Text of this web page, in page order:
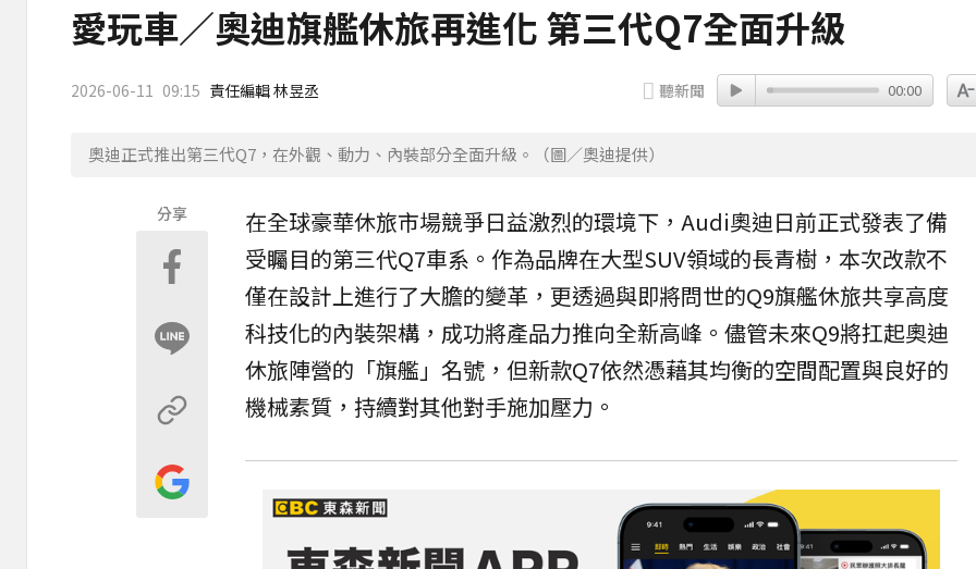
愛玩車／奧迪旗艦休旅再進化 第三代Q7全面升級
2026-06-11 09:15 責任編輯 林昱丞 聽新聞 00:00
奧迪正式推出第三代Q7，在外觀、動力、內裝部分全面升級。（圖／奧迪提供）
分享 在全球豪華休旅市場競爭日益激烈的環境下，Audi奧迪日前正式發表了備
受矚目的第三代Q7車系。作為品牌在大型SUV領域的長青樹，本次改款不
僅在設計上進行了大膽的變革，更透過與即將問世的Q9旗艦休旅共享高度
科技化的內裝架構，成功將產品力推向全新高峰。儘管未來Q9將扛起奧迪
休旅陣營的「旗艦」名號，但新款Q7依然憑藉其均衡的空間配置與良好的
機械素質，持續對其他對手施加壓力。